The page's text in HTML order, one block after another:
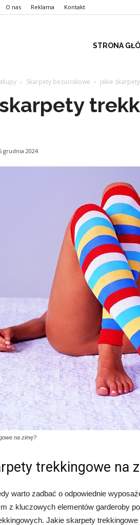
O nas Reklama Kontakt
STRONA
Skarpety bezuciskowe Jakie
grudnia 2024
na zimę?
trekkingowe na
warto zadbać o odpowiednie
z kluczowych elementów garderoby
Jakie skarpety